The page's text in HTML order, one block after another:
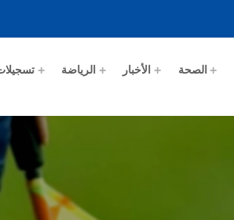
الصحة الأخبار الرياضة